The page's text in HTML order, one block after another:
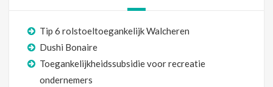
Tip 6 rolstoeltoegankelijk Walcheren
Dushi Bonaire
Toegankelijkheidssubsidie voor recreatie
ondernemers